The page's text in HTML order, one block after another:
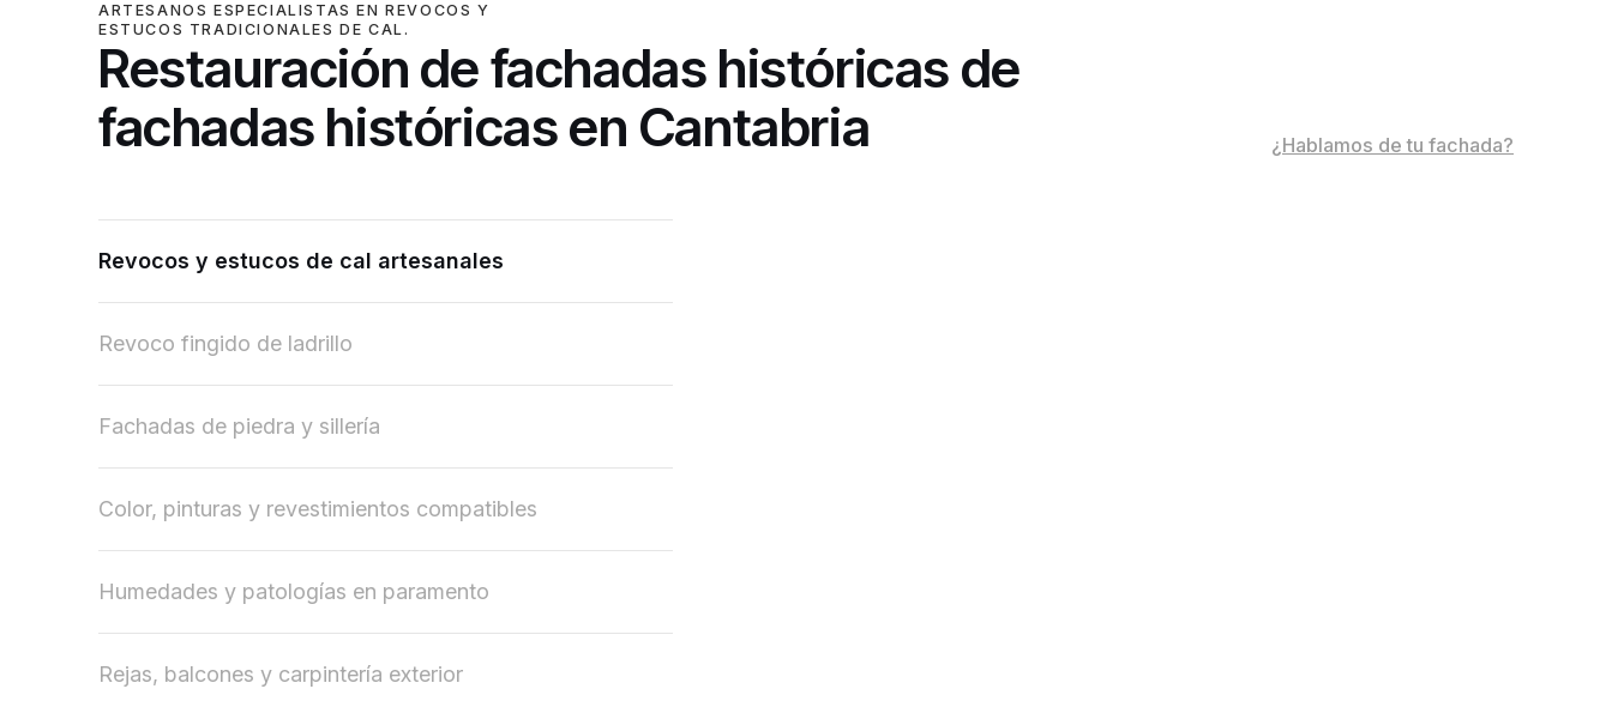
ARTESANOS ESPECIALISTAS EN REVOCOS Y
ESTUCOS TRADICIONALES DE CAL.
Restauración de fachadas históricas de
fachadas históricas en Cantabria
¿Hablamos de tu fachada?
Revocos y estucos de cal artesanales
Revoco fingido de ladrillo
Fachadas de piedra y sillería
Color, pinturas y revestimientos compatibles
Humedades y patologías en paramento
Rejas, balcones y carpintería exterior